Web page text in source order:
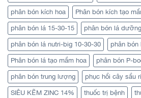
phân bón kích hoa Phân bón kích tạo
phân bón lá 15-30-15 phân bón lá
phân bón lá nutri-big 10-30-30 phân bón
Phân bón lá tạo mầm hoa phân bón P-
phân bón trung lượng phục hồi cây sầu
SIÊU KẼM ZINC 14% thuốc trị bệnh